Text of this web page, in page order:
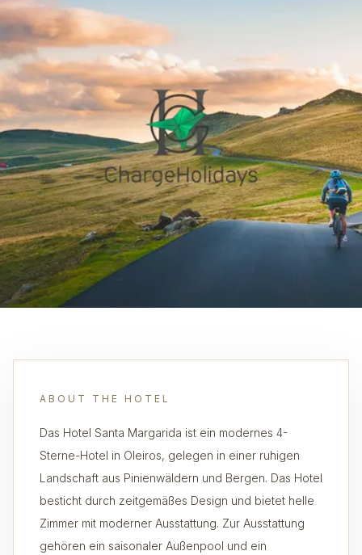
ABOUT THE HOTEL
Das Hotel Santa Margarida ist ein modernes 4-
Sterne-Hotel in Oleiros, gelegen in einer ruhigen
Landschaft aus Pinienwäldern und Bergen. Das Hotel
besticht durch zeitgemäßes Design und bietet helle
Zimmer mit moderner Ausstattung. Zur Ausstattung
gehören ein saisonaler Außenpool und ein